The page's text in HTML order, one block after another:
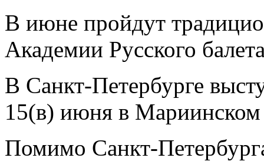
В июне пройдут
Академии Русского
В Санкт-Петербурге
15(в) июня в Мариинском
Помимо Санкт-